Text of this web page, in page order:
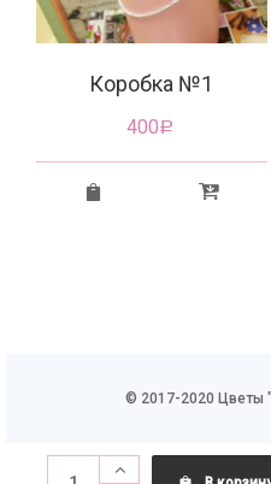
Коробка №1
400Р
© 2017-2020 Цветы